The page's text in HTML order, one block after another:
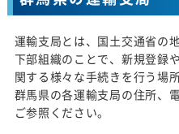
運輸支局とは、国土交通省の
下部組織のことで、新規登録
関する様々な手続きを行う場所
群馬県の各運輸支局の住所、
ご参照ください。